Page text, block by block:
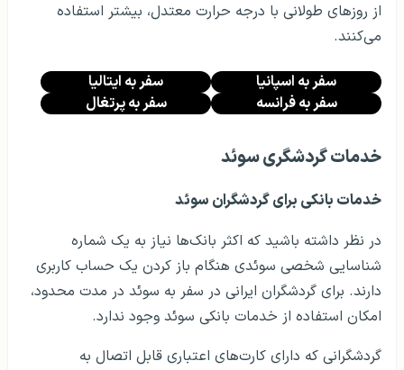
از روزهای طولانی با درجه حرارت معتدل، بیشتر استفاده
می‌کنند.
سفر به اسپانیا
سفر به ایتالیا
سفر به فرانسه
سفر به پرتغال
خدمات گردشگری سوئد
خدمات بانکی برای گردشگران سوئد
در نظر داشته باشید که اکثر بانک‌ها نیاز به یک شماره
شناسایی شخصی سوئدی هنگام باز کردن یک حساب کاربری
دارند. برای گردشگران ایرانی در سفر به سوئد در مدت محدود،
امکان استفاده از خدمات بانکی سوئد وجود ندارد.
گردشگرانی که دارای کارت‌های اعتباری قابل اتصال به